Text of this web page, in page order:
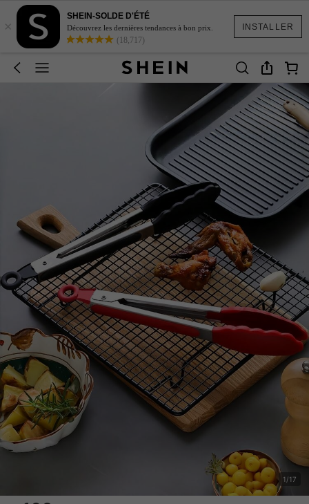
INSTALLER
×
SHEIN-SOLDE D'ÉTÉ
Découvrez les dernières tendances à bon prix.
(18,717)
1/17